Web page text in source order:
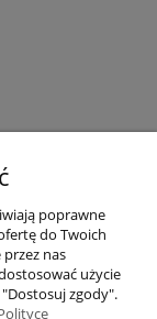
poprawne
do Twoich
nas
użycie
zgody".